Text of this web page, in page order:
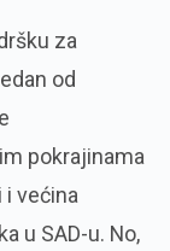
za
od
pokrajinama
i većina
u SAD-u. No,